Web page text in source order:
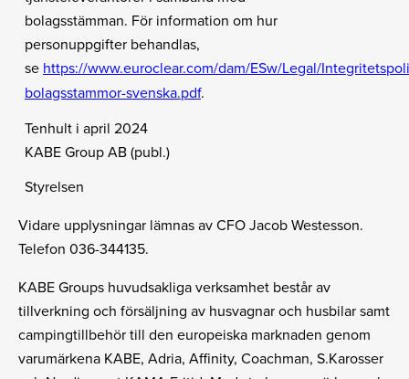
bolagsstämman. För information om hur
personuppgifter behandlas,
se https://www.euroclear.com/dam/ESw/Legal/
bolagsstammor-svenska.pdf.
Tenhult i april 2024
KABE Group AB (publ.)
Styrelsen
Vidare upplysningar lämnas av CFO Jacob Westesson.
Telefon 036-344135.
KABE Groups huvudsakliga verksamhet består av
tillverkning och försäljning av husvagnar och husbilar samt
campingtillbehör till den europeiska marknaden genom
varumärkena KABE, Adria, Affinity, Coachman, S.Karosser